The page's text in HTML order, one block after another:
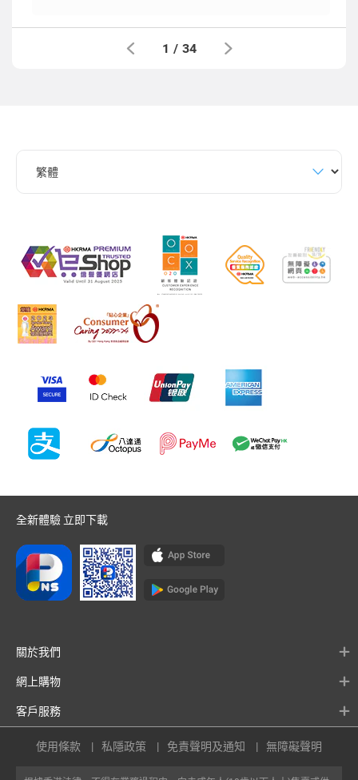
1 / 34
全新體驗 立即下載
關於我們
網上購物
客戶服務
使用條款 私隱政策 免責聲明及通知 無障礙聲明